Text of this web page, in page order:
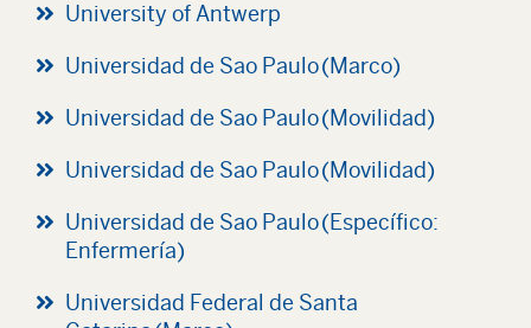
University of Antwerp
Universidad de Sao Paulo (Marco)
Universidad de Sao Paulo (Movilidad)
Universidad de Sao Paulo (Movilidad)
Universidad de Sao Paulo (Específico:
Enfermería)
Universidad Federal de Santa